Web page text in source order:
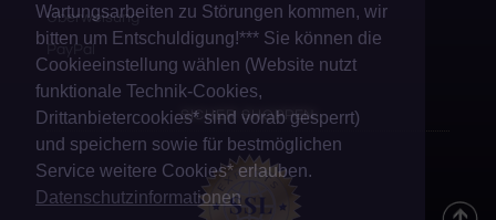
Überweisung
PayPal
SICHER SHOPPEN
Wartungsarbeiten zu Störungen kommen, wir
bitten um Entschuldigung!*** Sie können die
Cookieeinstellung wählen (Website nutzt
funktionale Technik-Cookies,
Drittanbietercookies* sind vorab gesperrt)
und speichern sowie für bestmöglichen
Service weitere Cookies* erlauben.
Datenschutzinformationen